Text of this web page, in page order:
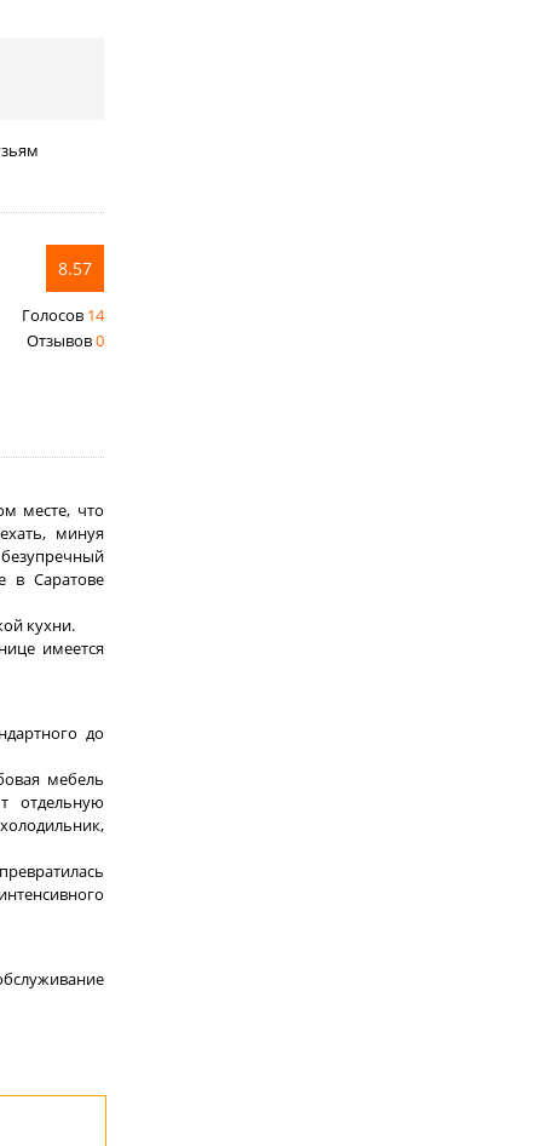
8.57
Голосов 14
Отзывов0
месте, что
минуя
в Саратове
кухни.
имеется
до
мебель
отдельную